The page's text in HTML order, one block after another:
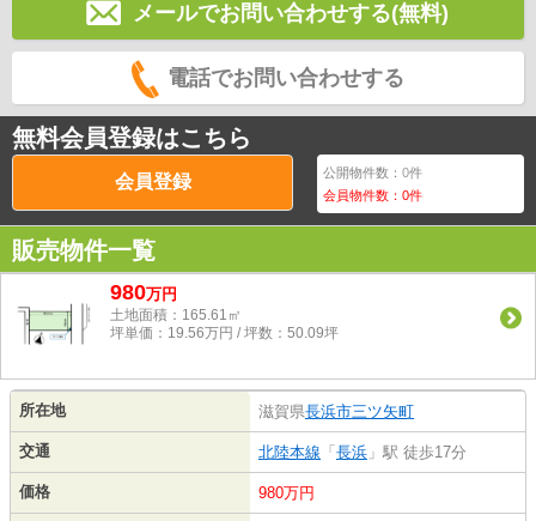
メールでお問い合わせする(無料)
電話でお問い合わせする
無料会員登録はこちら
会員登録 公開物件数：0件
会員物件数：0件
販売物件一覧
980万円
土地面積：165.61㎡
坪単価：19.56万円 / 坪数：50.09坪
所在地 滋賀県長浜市三ツ矢町
交通 北陸本線 「 長浜 」駅 徒歩17分
価格 980万円